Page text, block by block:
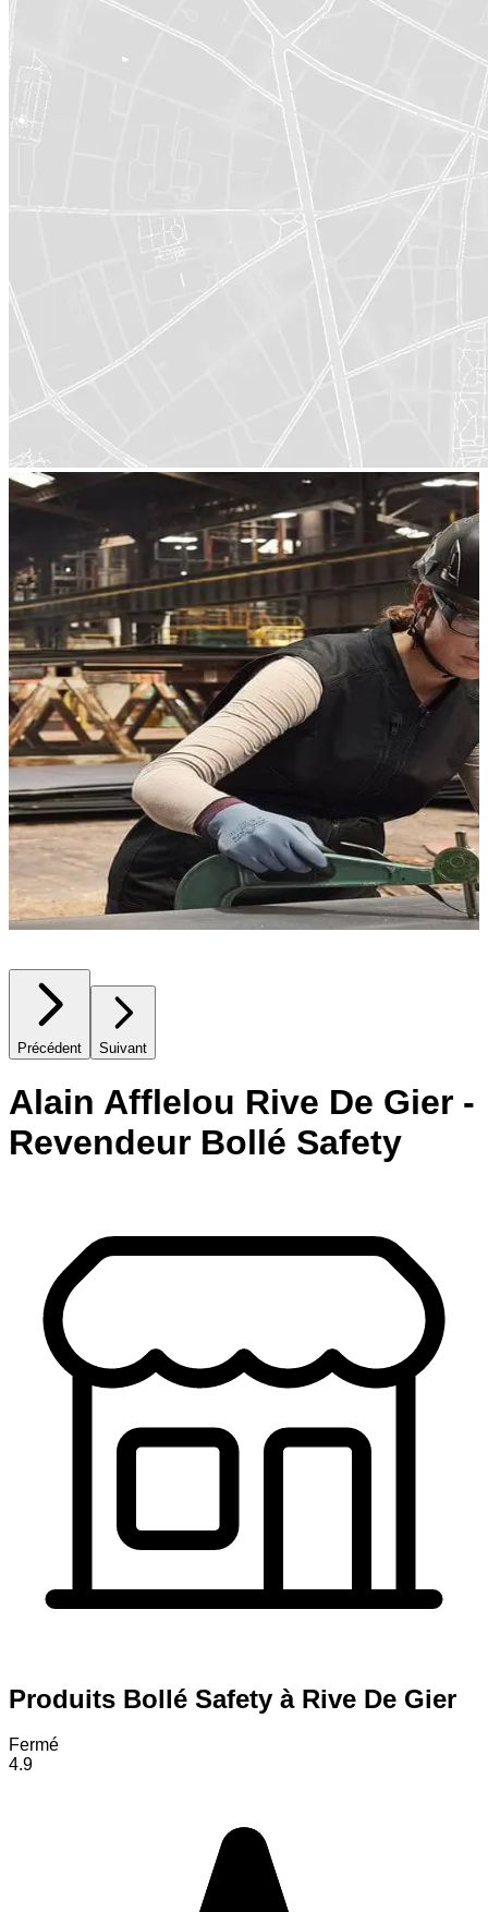
Précédent Suivant
Alain Afflelou Rive De Gier -
Revendeur Bollé Safety
Produits Bollé Safety à Rive De Gier
Fermé
4.9